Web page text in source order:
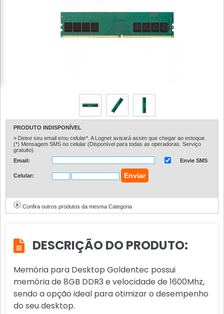
PRODUTO INDISPONÍVEL
» Deixe seu email e/ou celular*. A Lognet avisará assim que chegar ao estoque.
(*) Mensagem SMS no celular (Disponível para todas as operadoras. Serviço
gratuito).
Email:
Envie SMS
Celular:
Confira outros produtos da mesma Categoria
DESCRIÇÃO DO PRODUTO:
Memória para Desktop Goldentec possui
memória de 8GB DDR3 e velocidade de 1600Mhz,
sendo a opção ideal para otimizar o desempenho
do seu desktop.